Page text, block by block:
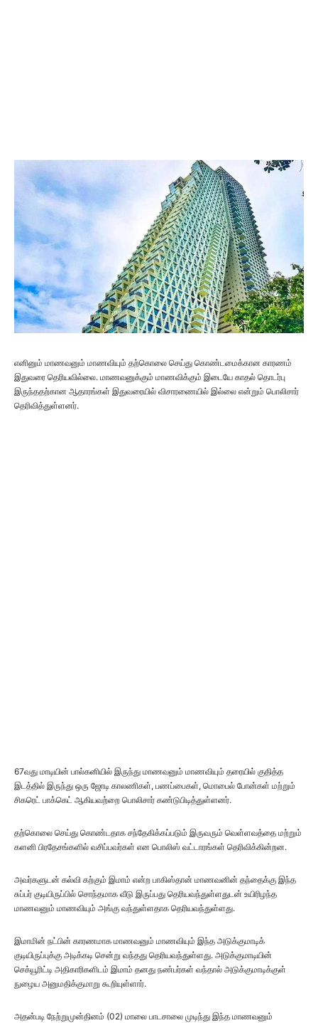
எனினும் மாணவனும் மாணவியும் தற்கொலை செய்து கொண்டமைக்கான காரணம்
இதுவரை தெரியவில்லை. மாணவனுக்கும் மாணவிக்கும் இடையே காதல் தொடர்பு
இருந்ததற்கான ஆதாரங்கள் இதுவரையில் விசாரணையில் இல்லை என்றும் பொலிசார்
தெரிவித்துள்ளனர்.
67வது மாடியின் பால்கனியில் இருந்து மாணவனும் மாணவியும் தரையில் குதித்த
இடத்தில் இருந்து ஒரு ஜோடி காலணிகள், பணப்பைகள், மொபைல் போன்கள் மற்றும்
சிகரெட் பாக்கெட் ஆகியவற்றை பொலிசார் கண்டுபிடித்துள்ளனர்.
தற்கொலை செய்து கொண்டதாக சந்தேகிக்கப்படும் இருவரும் வெள்ளவத்தை மற்றும்
களனி பிரதேசங்களில் வசிப்பவர்கள் என பொலிஸ் வட்டாரங்கள் தெரிவிக்கின்றன.
அவர்களுடன் கல்வி கற்கும் இமாம் என்ற பாகிஸ்தான் மாணவனின் தந்தைக்கு இந்த
சுப்பர் குடியிருப்பில் சொந்தமாக வீடு இருப்பது தெரியவந்துள்ளதுடன் உயிரிழந்த
மாணவனும் மாணவியும் அங்கு வந்துள்ளதாக தெரியவந்துள்ளது.
இமாமின் நட்பின் காரணமாக மாணவனும் மாணவியும் இந்த அடுக்குமாடிக்
குடியிருப்புக்கு அடிக்கடி சென்று வந்தது தெரியவந்துள்ளது. அடுக்குமாடியின்
செக்யூரிட்டி அதிகாரிகளிடம் இமாம் தனது நண்பர்கள் வந்தால் அடுக்குமாடிக்குள்
நுழைய அனுமதிக்குமாறு கூறியுள்ளார்.
அதன்படி நேற்றுமுன்தினம் (02) மாலை பாடசாலை முடிந்து இந்த மாணவனும்